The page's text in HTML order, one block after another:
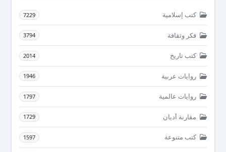
كتب إسلامية 7229
فكر وثقافة 3794
كتب تاريخ 2014
روايات عربية 1946
روايات عالمية 1797
مقارنة أديان 1729
كتب متنوعة 1597